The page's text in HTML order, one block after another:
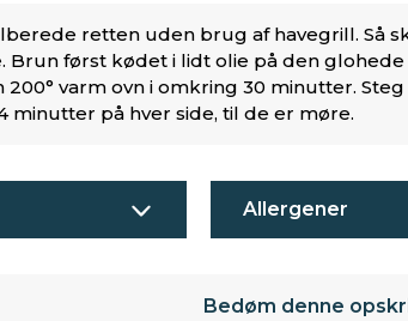
retten uden brug af havegrill. Så
Brun først kødet i lidt olie på den
varm ovn i omkring 30 minutter.
minutter på hver side, til de er møre.
Allergener
Bedøm denne